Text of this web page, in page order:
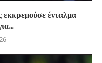
ένταλμα